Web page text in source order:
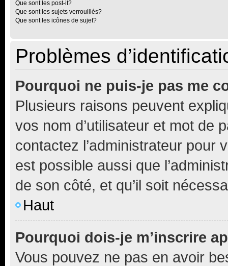
Que sont les post-it?
Que sont les sujets verrouillés?
Que sont les icônes de sujet?
Problèmes
Pourquoi ne puis-je pas me
Plusieurs raisons peuvent
vos nom d’utilisateur et mot de
contactez l’administrateur pour
est possible aussi que
de son côté, et qu’il soit
Haut
Pourquoi dois-je m’inscrire
Vous pouvez ne pas en avoir